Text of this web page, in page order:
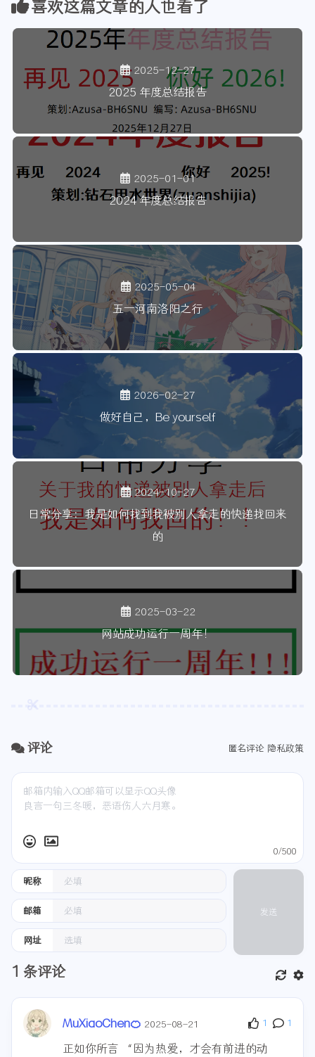
喜欢这篇文章的人也看了
2025-12-27
2025 年度总结报告
2025-01-01
2024 年度总结报告
2025-05-04
五一河南洛阳之行
2026-02-27
做好自己，Be yourself
2024-10-27
日常分享：我是如何找到我被别人拿走的快递找回来
的
2025-03-22
网站成功运行一周年！
评论 匿名评论 隐私政策
昵称
邮箱
网址
0/500
发送
1 条评论
MuXiaoChen🍊 2025-08-21 1 1
正如你所言 “因为热爱，才会有前进的动